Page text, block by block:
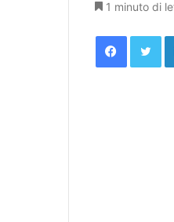
1 minuto di
Facebook Twitter